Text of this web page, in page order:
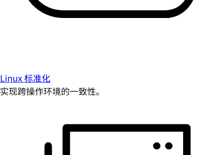
Linux 标准化
实现跨操作环境的一致性。